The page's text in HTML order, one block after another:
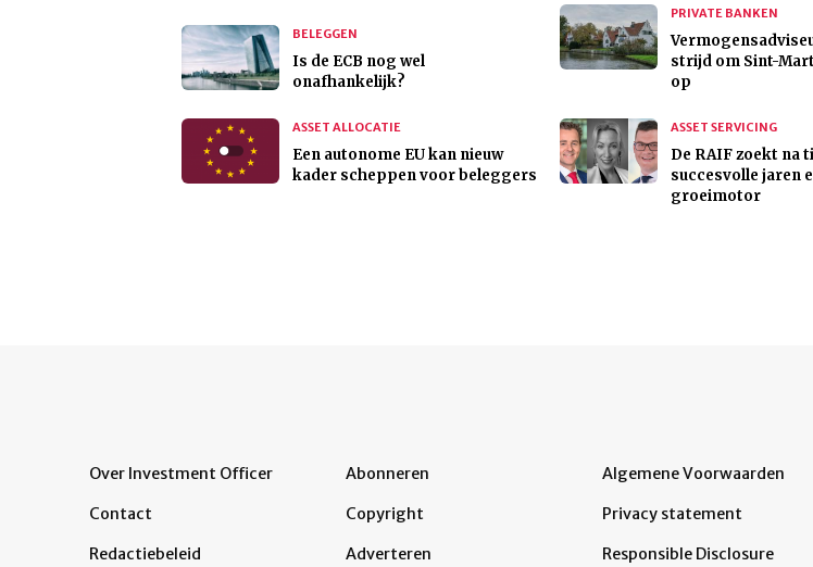
BELEGGEN
Is de ECB nog wel
onafhankelijk?
ASSET ALLOCATIE
Een autonome EU kan nieuw
kader scheppen voor beleggers
PRIVATE BANKEN
strijd om Sint-
op
ASSET SERVICING
De RAIF zoekt na
succesvolle jaren
groeimotor
Over Investment Officer
Contact
Redactiebeleid
Abonneren
Copyright
Adverteren
Algemene Voorwaarden
Privacy statement
Responsible Disclosure